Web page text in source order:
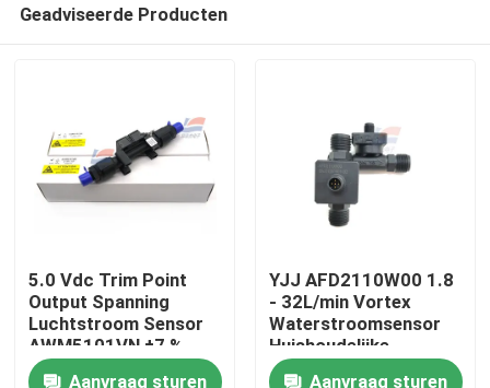
Producten
VR-show
Geadviseerde Producten
5.0 Vdc Trim Point
Output Spanning
Luchtstroom Sensor
AWM5101VN ±7 %
Leestekstverschuiving
Aanvraag sturen
YJJ AFD2110W00 1.8
- 32L/min Vortex
Waterstroomsensor
Huishoudelijke
apparaten
Aanvraag sturen